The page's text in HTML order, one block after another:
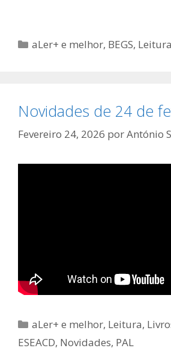
Categorias
aLer+ e melhor, BEGS, Leitura
Novidades de 24 de
Fevereiro 24, 2026 porAntónio
Categorias
aLer+ e melhor, Leitura,
ESEACD, Novidades, PAL